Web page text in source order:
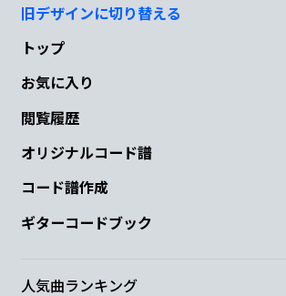
旧デザインに切り替える
トップ
お気に入り
閲覧履歴
オリジナルコード譜
コード譜作成
ギターコードブック
人気曲ランキング